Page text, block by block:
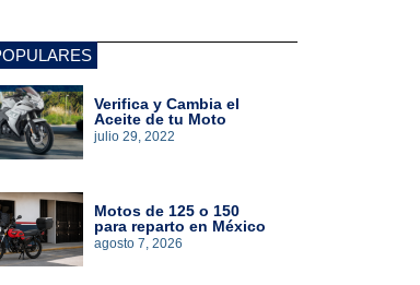
Verifica y Cambia el
Aceite de tu Moto
julio 29, 2022
Motos de 125 o 150
para reparto en México
agosto 7, 2026